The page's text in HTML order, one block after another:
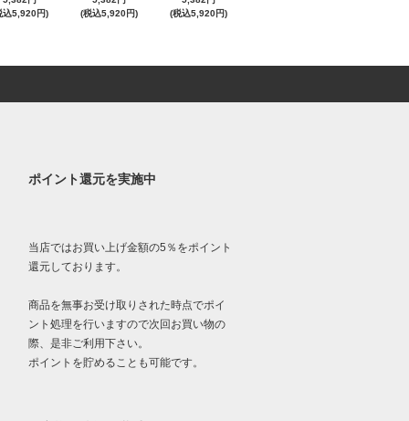
込5,920円)
(税込5,920円)
(税込5,920円)
ポイント還元を実施中
当店ではお買い上げ金額の5％をポイント
還元しております。
商品を無事お受け取りされた時点でポイ
ント処理を行いますので次回お買い物の
際、是非ご利用下さい。
ポイントを貯めることも可能です。